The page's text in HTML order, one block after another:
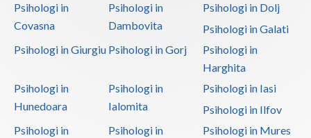
Psihologi in
Covasna
Psihologi in
Dambovita
Psihologi in Dolj
Psihologi in Galati
Psihologi in Giurgiu Psihologi in Gorj
Psihologi in
Harghita
Psihologi in
Hunedoara
Psihologi in
Ialomita
Psihologi in Iasi
Psihologi in Ilfov
Psihologi in
Psihologi in
Psihologi in Mures